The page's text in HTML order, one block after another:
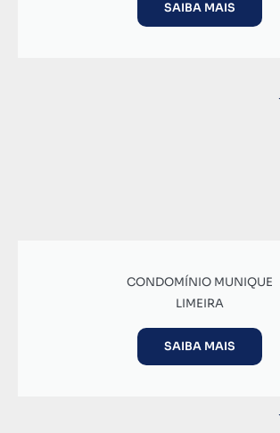
SAIBA MAIS
CONDOMÍNIO MUNIQUE
LIMEIRA
SAIBA MAIS